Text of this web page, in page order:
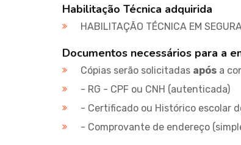
Habilitação Técnica adquirida
HABILITAÇÃO TÉCNICA EM
Documentos necessários para a
Cópias serão solicitadas após a
- RG - CPF ou CNH (autenticada)
- Certificado ou Histórico escolar
- Comprovante de endereço